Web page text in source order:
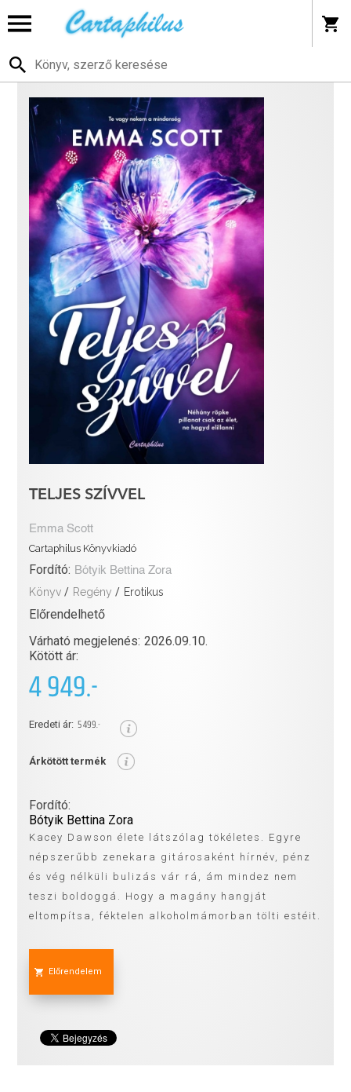
TELJES SZÍVVEL
Emma Scott
Cartaphilus Könyvkiadó
Fordító: Bótyik Bettina Zora
Könyv / Regény / Erotikus
Előrendelhető
Várható megjelenés: 2026.09.10.
Kötött ár:
4 949.-
Eredeti ár: 5 499.-
Árkötött termék
Fordító:
Bótyik Bettina Zora
Kacey Dawson élete látszólag tökéletes. Egyre
népszerűbb zenekara gitárosaként hírnév, pénz
és vég nélküli bulizás vár rá, ám mindez nem
teszi boldoggá. Hogy a magány hangját
eltompítsa, féktelen alkoholmámorban tölti estéit.
Előrendelem